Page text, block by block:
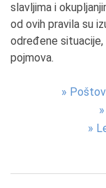
slavljima i
od ovih pravila su
određene situacije,
pojmova.
»
»
»